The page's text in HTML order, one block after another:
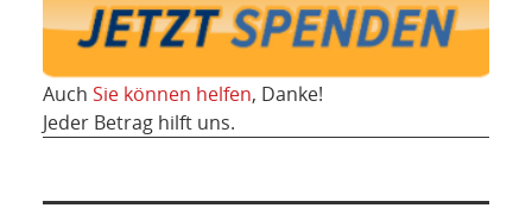
Auch Sie können helfen, Danke!
Jeder Betrag hilft uns.